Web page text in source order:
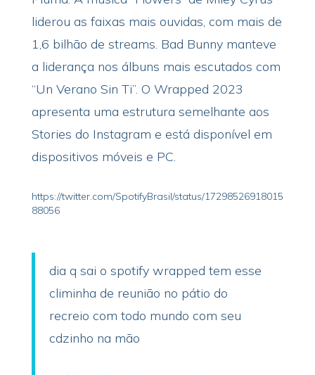
liderou as faixas mais ouvidas, com mais de
1,6 bilhão de streams. Bad Bunny manteve
a liderança nos álbuns mais escutados com
“Un Verano Sin Ti”. O Wrapped 2023
apresenta uma estrutura semelhante aos
Stories do Instagram e está disponível em
dispositivos móveis e PC.
https://twitter.com/SpotifyBrasil/status/17298526918015
88056
dia q sai o spotify wrapped tem esse
climinha de reunião no pátio do
recreio com todo mundo com seu
cdzinho na mão